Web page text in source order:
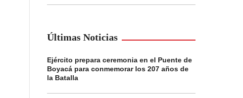
Últimas Noticias
Ejército prepara ceremonia en el Puente de
Boyacá para conmemorar los 207 años de
la Batalla